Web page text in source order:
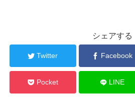
シェアする
Twitter Facebook
Pocket LINE